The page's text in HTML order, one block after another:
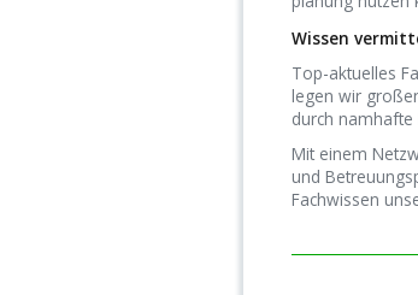
Wissen
Top-aktuelles
legen wir
durch namhafte
Mit einem
und
Fach­wissen